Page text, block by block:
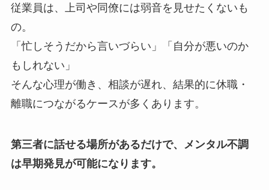
従業員は、上司や同僚には弱音を見せたくないも
の。
「忙しそうだから言いづらい」「自分が悪いのか
もしれない」
そんな心理が働き、相談が遅れ、結果的に休職・
離職につながるケースが多くあります。
第三者に話せる場所があるだけで、メンタル不調
は早期発見が可能になります。